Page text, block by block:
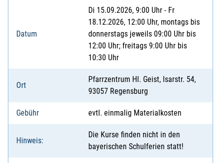
Datum
Di 15.09.2026, 9:00 Uhr - Fr
18.12.2026, 12:00 Uhr, montags bis
donnerstags jeweils 09:00 Uhr bis
12:00 Uhr; freitags 9:00 Uhr bis
10:30 Uhr
Ort
Pfarrzentrum Hl. Geist, Isarstr. 54,
93057 Regensburg
Gebühr evtl. einmalig Materialkosten
Hinweis:
Die Kurse finden nicht in den
bayerischen Schulferien statt!